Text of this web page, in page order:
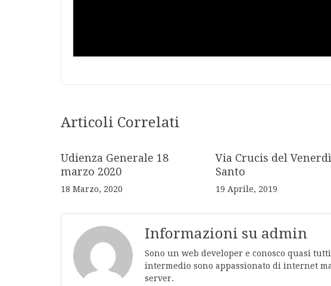
Articoli Correlati
Udienza Generale 18
marzo 2020
18 Marzo, 2020
Via Crucis del Venerdì
Santo
19 Aprile, 2019
Informazioni su admin
Sono un web developer e conosco quasi
intermedio sono appassionato di internet
server.